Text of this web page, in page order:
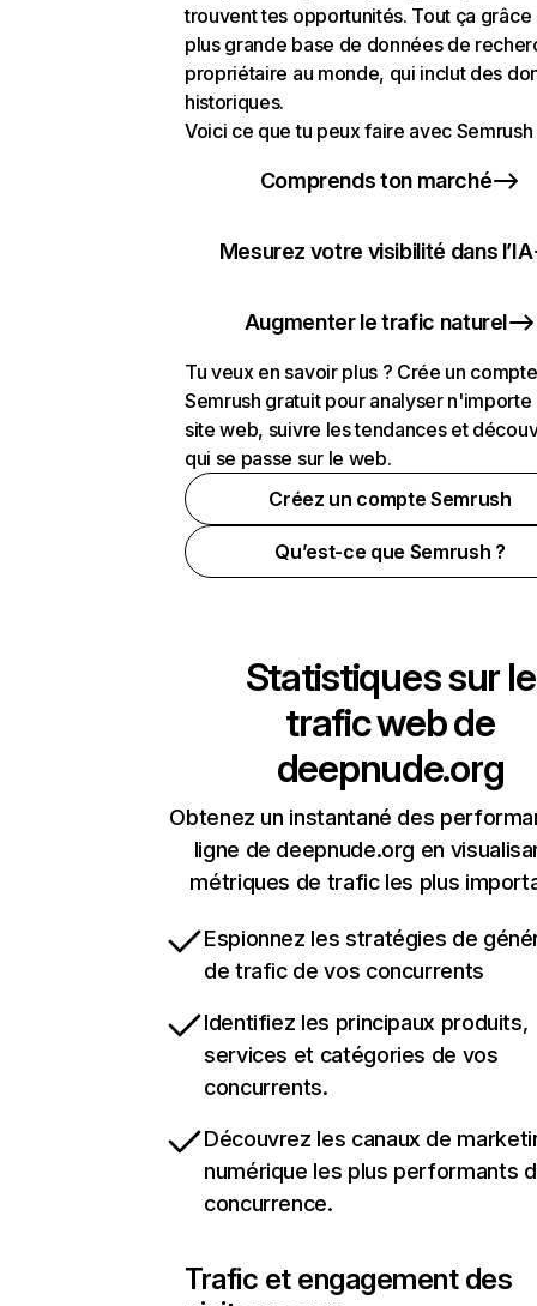
trouvent tes opportunités. Tout ça grâce
plus grande base de données de
propriétaire au monde, qui inclut des
historiques.
Voici ce que tu peux faire avec Semrush
Comprends ton marché
Mesurez votre visibilité dans l’IA
Augmenter le trafic naturel
Tu veux en savoir plus ? Crée un compte
Semrush gratuit pour analyser n'importe
site web, suivre les tendances et
qui se passe sur le web.
Créez un compte Semrush
Qu’est-ce que Semrush ?
Statistiques sur le
trafic web de
deepnude.org
Obtenez un instantané des
ligne de deepnude.org en
métriques de trafic les plus
Espionnez les stratégies de
de trafic de vos concurrents
Identifiez les principaux produits,
services et catégories de vos
concurrents.
Découvrez les canaux de
numérique les plus performants
concurrence.
Trafic et engagement des